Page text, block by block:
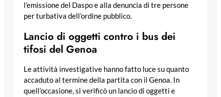
l’emissione del Daspo e alla denuncia di tre persone
per turbativa dell’ordine pubblico.
Lancio di oggetti contro i bus dei
tifosi del Genoa
Le attività investigative hanno fatto luce su quanto
accaduto al termine della partita con il Genoa. In
quell’occasione, si verificò un lancio di oggetti e